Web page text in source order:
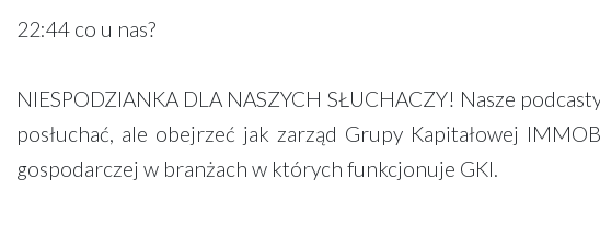
22:44 co u nas?
NIESPODZIANKA DLA NASZYCH SŁUCHACZY! Nasze
posłuchać, ale obejrzeć jak zarząd Grupy Kapitałowej
gospodarczej w branżach w których funkcjonuje GKI.